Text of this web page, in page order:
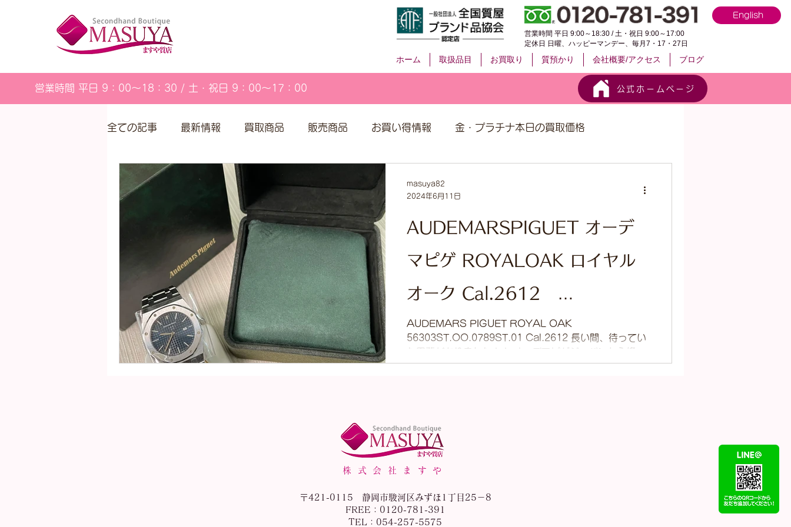
English
営業時間 平日 9:00～18:30 / 土・祝日 9:00～17:00
定休日 日曜、ハッピーマンデー、毎月7・17・27日
ホーム 取扱品目 お買取り 質預かり 会社概要/アクセス ブログ
営業時間 平日 9：00～18：30 / 土・祝日 9：00～17：00 公式ホームページ
全ての記事 最新情報 買取商品 販売商品 お買い得情報 金・プラチナ本日の買取価格
営業カレンダー
AUDEMARSPIGUET オーデ
マピゲ ROYALOAK ロイヤル
オーク Cal.2612
56303ST.OO.0789ST.01
AUDEMARS PIGUET ROYAL OAK
56303ST.OO.0789ST.01 Cal.2612 長い間、待ってい
た甲斐がありました！！ オーデマピゲジャパンから修理
を終え戻ってきました。 ムーブメントが最新のものに交
masuya82
2024年6月11日
株式会社ますや
〒421-0115 静岡市駿河区みずほ1丁目25－8
FREE：0120-781-391
TEL：054-257-5575